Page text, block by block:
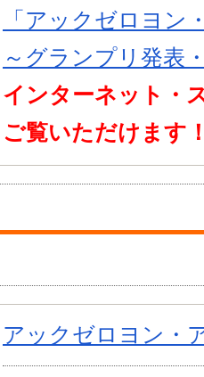
「アックゼロヨ
～グランプリ発表
インターネット・
ご覧いただけます
アックゼロヨン・